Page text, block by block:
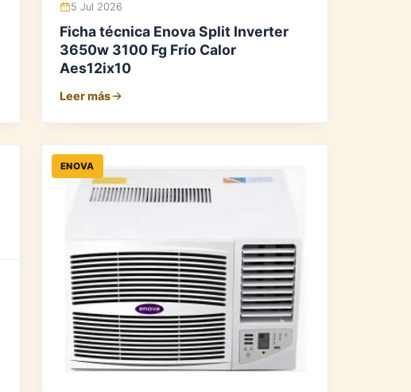
5 Jul 2026
Ficha técnica Enova Split Inverter
3650w 3100 Fg Frío Calor
Aes12ix10
Leer más
ENOVA